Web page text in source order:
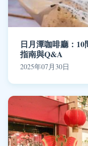
日月潭咖啡廳：
指南與Q&A
2025年07月30日